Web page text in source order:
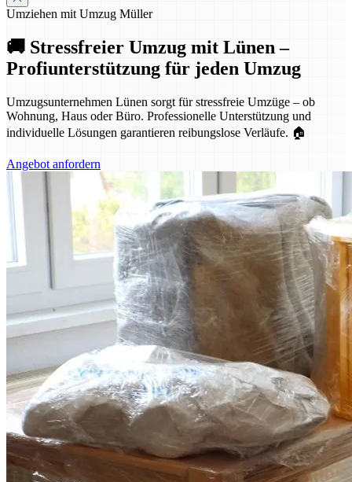
Umziehen mit Umzug Müller
🚚 Stressfreier Umzug mit Lünen –
Profiunterstützung für jeden Umzug
Umzugsunternehmen Lünen sorgt für stressfreie Umzüge – ob
Wohnung, Haus oder Büro. Professionelle Unterstützung und
individuelle Lösungen garantieren reibungslose Verläufe. 🏠
Angebot anfordern